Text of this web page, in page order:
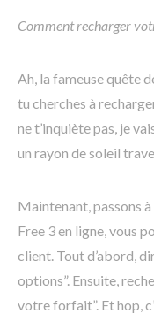
Comment recharger
Ah, la fameuse quête
tu cherches à
ne t’inquiète pas, je
un rayon de soleil
Maintenant, passons
Free 3 en ligne, vous
client. Tout d’abord,
options”. Ensuite,
votre forfait”. Et hop,